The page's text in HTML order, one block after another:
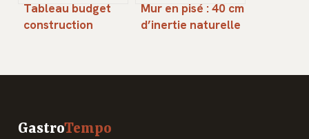
Tableau budget
construction
chiffrer vos
Mur en pisé : 40 cm
d’inertie naturelle
longévité
GastroTempo